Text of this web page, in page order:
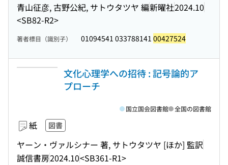
青山征彦, 古野公紀, サトウタツヤ 編新曜社2024.10
<SB82-R2>
著者標目（識別子） 01094541 033788141 00427524
文化心理学への招待 : 記号論的ア
プローチ
紙 図書
ヤーン・ヴァルシナー 著, サトウタツヤ [ほか] 監訳
誠信書房2024.10<SB361-R1>
国立国会図書館 全国の図書館